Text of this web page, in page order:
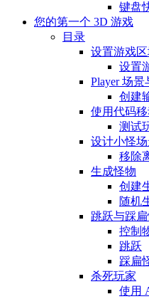
键盘
您的第一个 3D 游戏
目录
设置游戏
设置
Player 场
创建
使用代码
测试
设计小怪
移除
生成怪物
创建
随机
跳跃与踩
控制
跳跃
踩扁
杀死玩家
使用